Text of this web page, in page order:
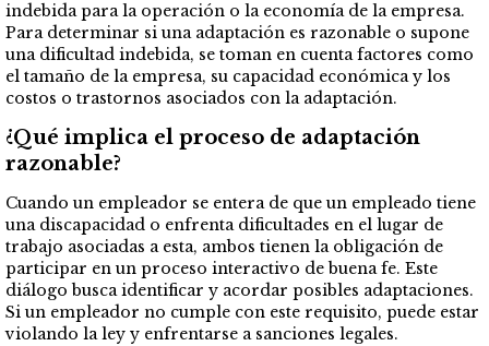
indebida para la operación o la economía de la empresa.
Para determinar si una adaptación es razonable o supone
una dificultad indebida, se toman en cuenta factores como
el tamaño de la empresa, su capacidad económica y los
costos o trastornos asociados con la adaptación.
¿Qué implica el proceso de adaptación
razonable?
Cuando un empleador se entera de que un empleado tiene
una discapacidad o enfrenta dificultades en el lugar de
trabajo asociadas a esta, ambos tienen la obligación de
participar en un proceso interactivo de buena fe. Este
diálogo busca identificar y acordar posibles adaptaciones.
Si un empleador no cumple con este requisito, puede estar
violando la ley y enfrentarse a sanciones legales.